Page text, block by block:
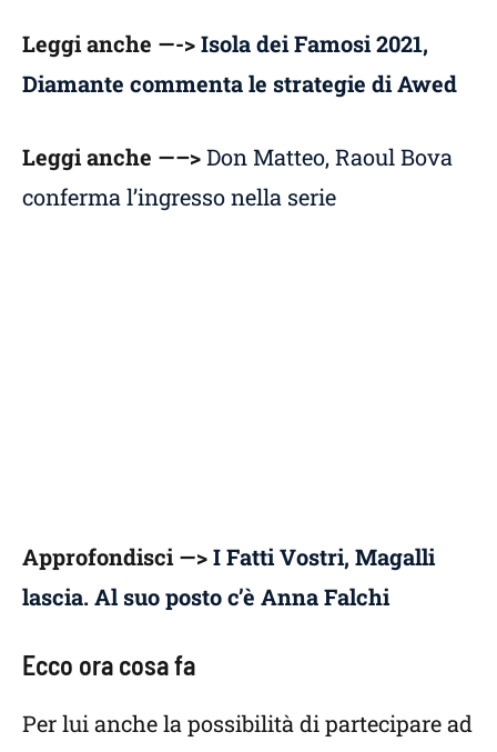
Leggi anche —->Isola dei Famosi 2021,
Diamante commenta le strategie di Awed
Leggi anche —–>Don Matteo, Raoul Bova
conferma l’ingresso nella serie
Approfondisci —>I Fatti Vostri, Magalli
lascia. Al suo posto c’è Anna Falchi
Ecco ora cosa fa
Per lui anche la possibilità di partecipare ad